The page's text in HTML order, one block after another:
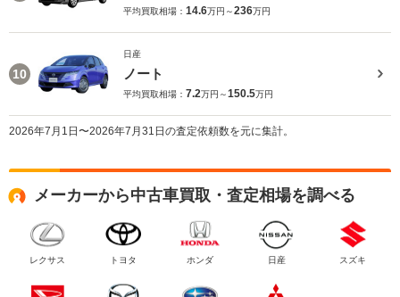
平均買取相場： 14.6万円～236万円
10
日産
ノート
平均買取相場： 7.2万円～150.5万円
2026年7月1日〜2026年7月31日の査定依頼数を元に集計。
メーカーから中古車買取・査定相場を調べる
レクサス トヨタ ホンダ 日産 スズキ